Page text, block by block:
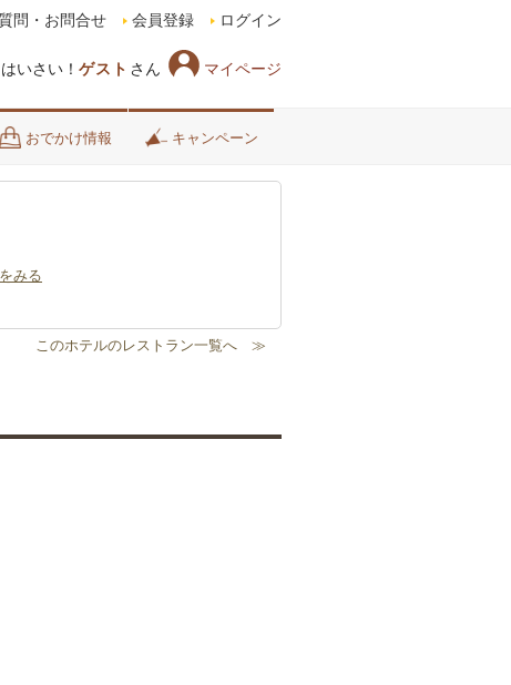
いさい！ ゲスト さん マイページ
問・お問合せ 会員登録 ログイン
おでかけ情報 キャンペーン
みる